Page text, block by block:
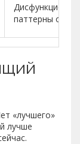
паттерны
«лучшего»
лучше